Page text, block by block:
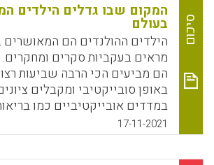
סיכום
המקום שבו גדלים הילדים
בעולם
הילדים ההולנדים הם המאושרים
מראים בעקביות סקרים
הם מביעים הכי הרבה שביעות
באופן סובייקטיבי ומקבלים
במדדים אובייקטיביים כמו
ונפשית. הולנד אינה עשירה
מפותחות אחרות, והיא המדינה
– כך שהממצא הזה מפתיע.
17-11-2021